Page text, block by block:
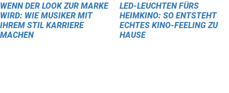
WENN DER LOOK ZUR MARKE
WIRD: WIE MUSIKER MIT
IHREM STIL KARRIERE
MACHEN
LED-LEUCHTEN FÜRS
HEIMKINO: SO ENTSTEHT
ECHTES KINO-FEELING ZU
HAUSE